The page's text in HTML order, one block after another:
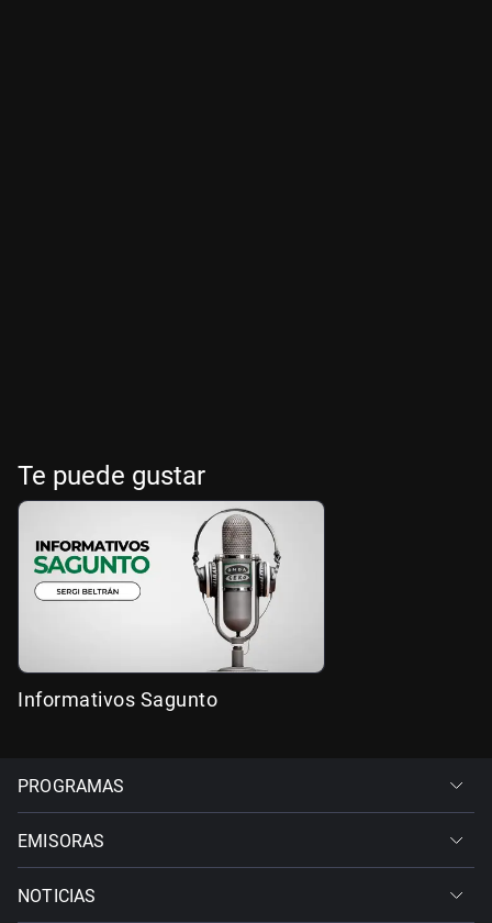
Te puede gustar
Informativos Sagunto
PROGRAMAS
EMISORAS
NOTICIAS